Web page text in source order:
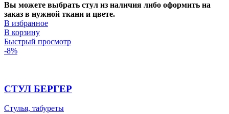
Вы можете выбрать стул из наличия либо оформить на
заказ в нужной ткани и цвете.
В избранное
В корзину
Быстрый просмотр
-8%
СТУЛ БЕРГЕР
Стулья, табуреты